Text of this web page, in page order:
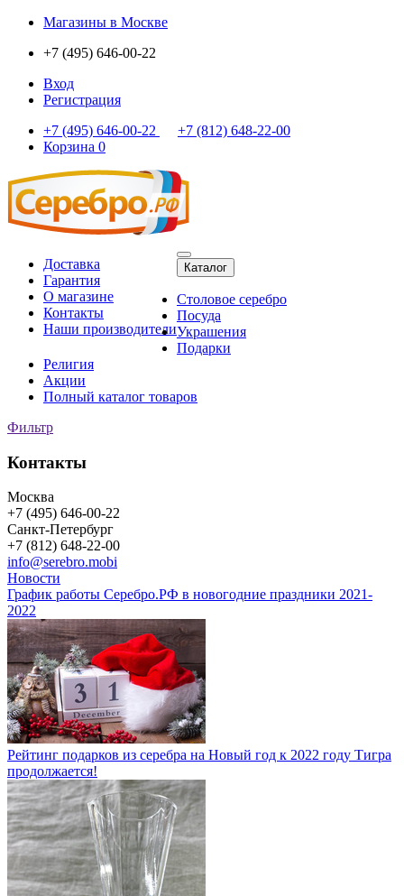
Магазины в Москве
+7 (495) 646-00-22
Вход
Регистрация
+7 (495) 646-00-22
+7 (812) 648-22-00
Корзина 0
Доставка
Гарантия
О магазине
Контакты
Наши производители
Каталог
Столовое серебро
Посуда
Украшения
Подарки
Религия
Акции
Полный каталог товаров
Фильтр
Контакты
Москва
+7 (495) 646-00-22
Санкт-Петербург
+7 (812) 648-22-00
info@serebro.mobi
Новости
График работы Серебро.РФ в новогодние праздники 2021-
2022
Рейтинг подарков из серебра на Новый год к 2022 году Тигра
продолжается!